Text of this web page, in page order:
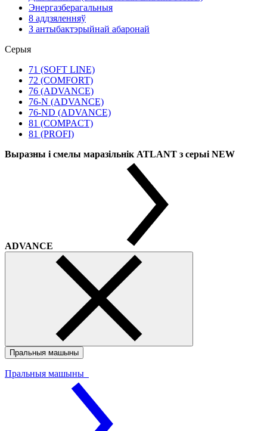
Энергазберагальныя
8 аддзяленняў
З антыбактэрыйнай абаронай
Серыя
71 (SOFT LINE)
72 (COMFORT)
76 (ADVANCE)
76-N (ADVANCE)
76-ND (ADVANCE)
81 (COMPACT)
81 (PROFI)
Выразны і смелы маразільнік ATLANT з серыі NEW
ADVANCE
Пральныя машыны
Пральныя машыны